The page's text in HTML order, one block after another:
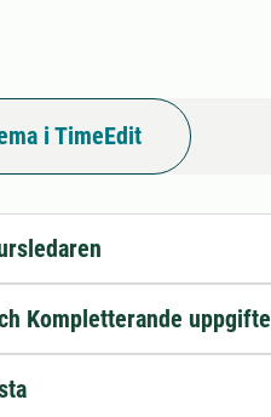
i TimeEdit
Kompletterande